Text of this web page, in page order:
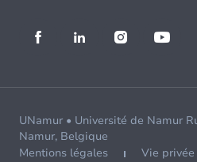
UNamur • Université de Namur
Namur, Belgique
Mentions légales
Vie privée